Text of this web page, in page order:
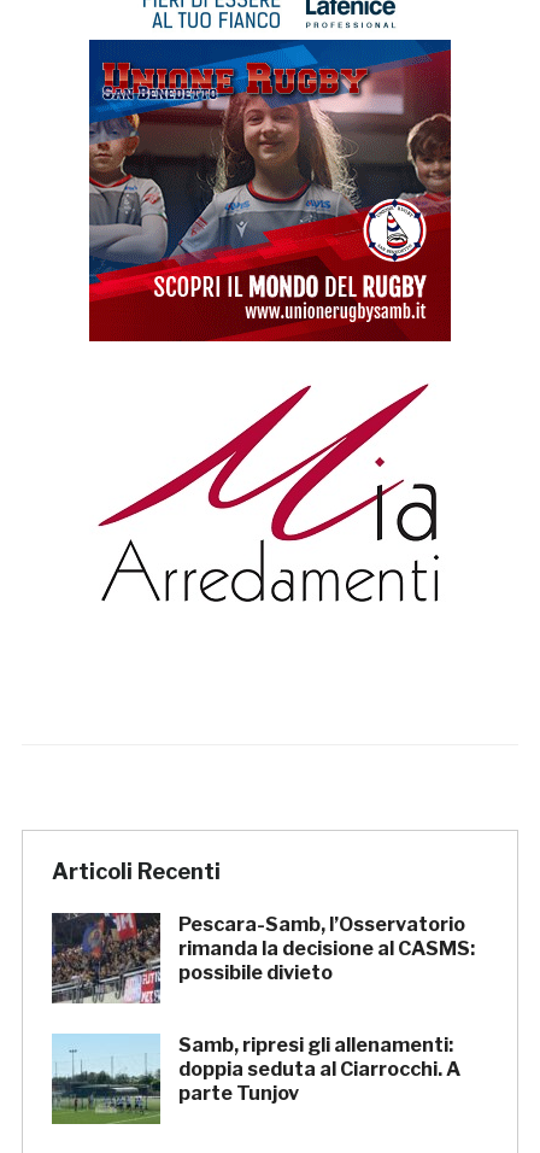
Articoli Recenti
Pescara-Samb, l’Osservatorio
rimanda la decisione al CASMS:
possibile divieto
Samb, ripresi gli allenamenti:
doppia seduta al Ciarrocchi. A
parte Tunjov